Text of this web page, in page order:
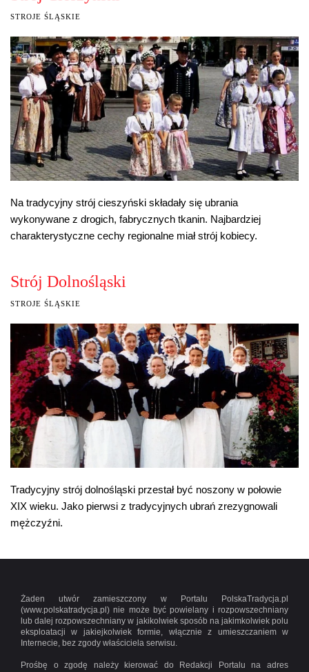
STROJE ŚLĄSKIE
Na tradycyjny strój cieszyński składały się ubrania
wykonywane z drogich, fabrycznych tkanin. Najbardziej
charakterystyczne cechy regionalne miał strój kobiecy.
Strój Dolnośląski
STROJE ŚLĄSKIE
Tradycyjny strój dolnośląski przestał być noszony w połowie
XIX wieku. Jako pierwsi z tradycyjnych ubrań zrezygnowali
mężczyźni.
Żaden utwór zamieszczony w Portalu PolskaTradycja.pl
(www.polskatradycja.pl) nie może być powielany i rozpowszechniany
lub dalej rozpowszechniany w jakikolwiek sposób na jakimkolwiek polu
eksploatacji w jakiejkolwiek formie, włącznie z umieszczaniem w
Internecie, bez zgody właściciela serwisu.
Prośbę o zgodę należy kierować do Redakcji Portalu na adres